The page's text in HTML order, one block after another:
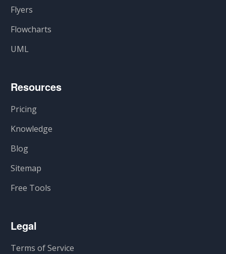
Flyers
Flowcharts
UML
Resources
Pricing
Knowledge
Blog
Sitemap
Free Tools
Legal
Terms of Service